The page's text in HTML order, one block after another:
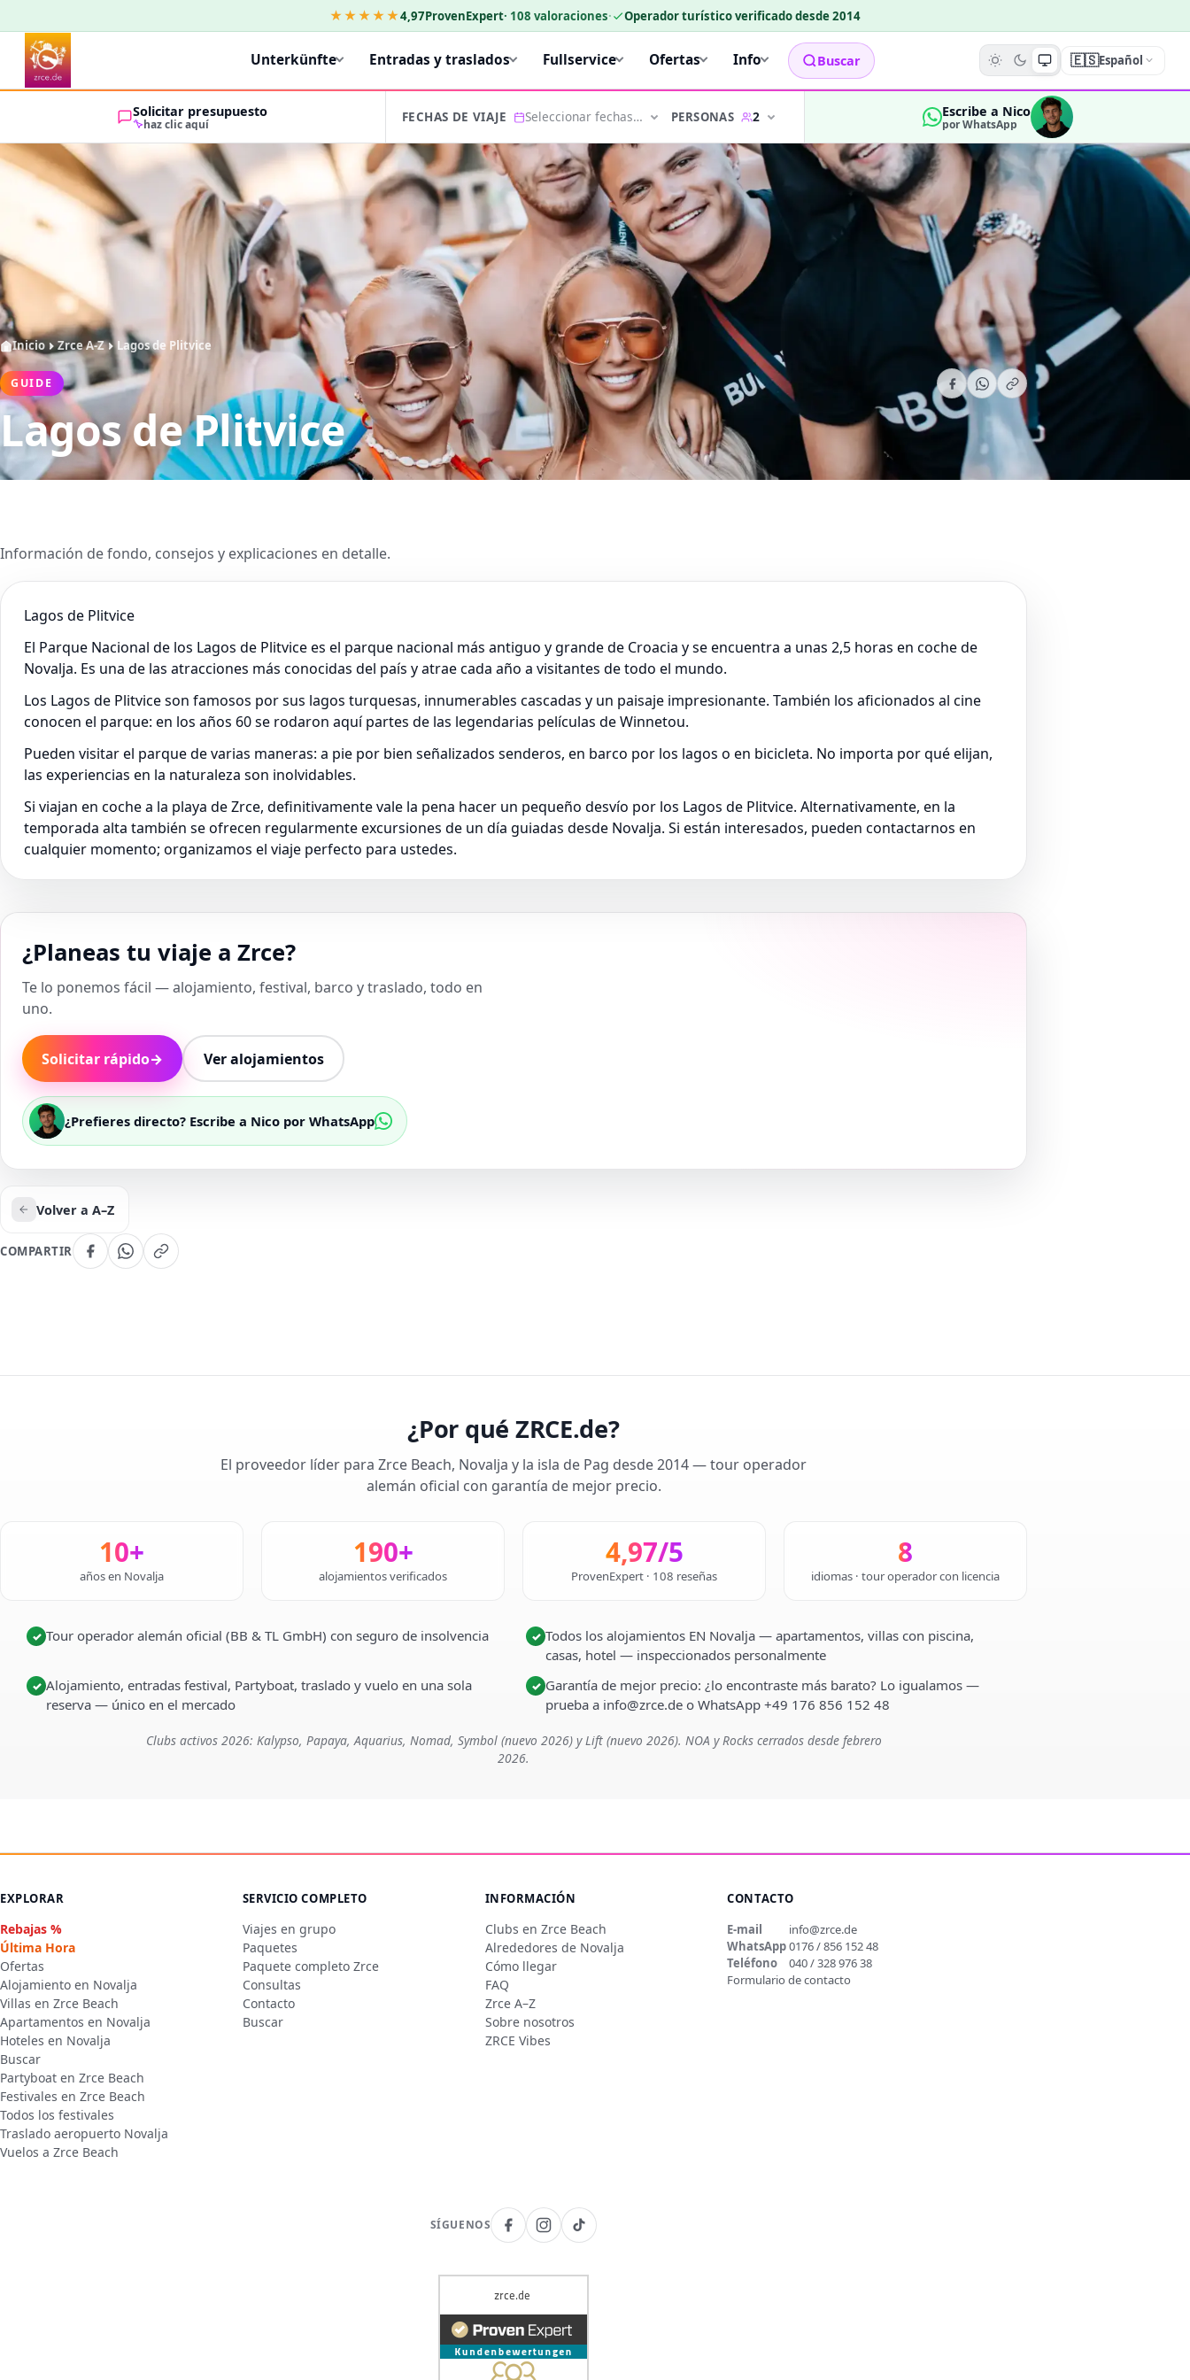
★★★★★4,97ProvenExpert· 108 valoraciones· Operador turístico verificado desde 2014
Unterkünfte Entradas y traslados Fullservice Ofertas Info Buscar 🇪🇸Español
Solicitar presupuesto
haz clic aquí FECHAS DE VIAJE Seleccionar fechas… PERSONAS 2 Escribe a Nico
por WhatsApp
Inicio Zrce A-Z Lagos de Plitvice
GUIDE
Lagos de Plitvice
Información de fondo, consejos y explicaciones en detalle.
Lagos de Plitvice
El Parque Nacional de los Lagos de Plitvice es el parque nacional más antiguo y grande de Croacia y se encuentra a unas 2,5 horas en coche de
Novalja. Es una de las atracciones más conocidas del país y atrae cada año a visitantes de todo el mundo.
Los Lagos de Plitvice son famosos por sus lagos turquesas, innumerables cascadas y un paisaje impresionante. También los aficionados al cine
conocen el parque: en los años 60 se rodaron aquí partes de las legendarias películas de Winnetou.
Pueden visitar el parque de varias maneras: a pie por bien señalizados senderos, en barco por los lagos o en bicicleta. No importa por qué elijan,
las experiencias en la naturaleza son inolvidables.
Si viajan en coche a la playa de Zrce, definitivamente vale la pena hacer un pequeño desvío por los Lagos de Plitvice. Alternativamente, en la
temporada alta también se ofrecen regularmente excursiones de un día guiadas desde Novalja. Si están interesados, pueden contactarnos en
cualquier momento; organizamos el viaje perfecto para ustedes.
¿Planeas tu viaje a Zrce?
Te lo ponemos fácil — alojamiento, festival, barco y traslado, todo en
uno.
Solicitar rápido→ Ver alojamientos
¿Prefieres directo? Escribe a Nico por WhatsApp
Volver a A–Z
COMPARTIR
¿Por qué ZRCE.de?
El proveedor líder para Zrce Beach, Novalja y la isla de Pag desde 2014 — tour operador
alemán oficial con garantía de mejor precio.
10+
años en Novalja
190+
alojamientos verificados
4,97/5
ProvenExpert · 108 reseñas
8
idiomas · tour operador con licencia
✓ Tour operador alemán oficial (BB & TL GmbH) con seguro de insolvencia ✓ Todos los alojamientos EN Novalja — apartamentos, villas con piscina,
casas, hotel — inspeccionados personalmente
✓ Alojamiento, entradas festival, Partyboat, traslado y vuelo en una sola
reserva — único en el mercado
✓ Garantía de mejor precio: ¿lo encontraste más barato? Lo igualamos —
prueba a info@zrce.de o WhatsApp +49 176 856 152 48
Clubs activos 2026: Kalypso, Papaya, Aquarius, Nomad, Symbol (nuevo 2026) y Lift (nuevo 2026). NOA y Rocks cerrados desde febrero
2026.
EXPLORAR
Rebajas %
Última Hora
Ofertas
Alojamiento en Novalja
Villas en Zrce Beach
Apartamentos en Novalja
Hoteles en Novalja
Buscar
Partyboat en Zrce Beach
Festivales en Zrce Beach
Todos los festivales
Traslado aeropuerto Novalja
Vuelos a Zrce Beach
SERVICIO COMPLETO
Viajes en grupo
Paquetes
Paquete completo Zrce
Consultas
Contacto
Buscar
INFORMACIÓN
Clubs en Zrce Beach
Alrededores de Novalja
Cómo llegar
FAQ
Zrce A–Z
Sobre nosotros
ZRCE Vibes
CONTACTO
E-mail
info@zrce.de
WhatsApp0176 / 856 152 48
Teléfono
040 / 328 976 38
Formulario de contacto
SÍGUENOS